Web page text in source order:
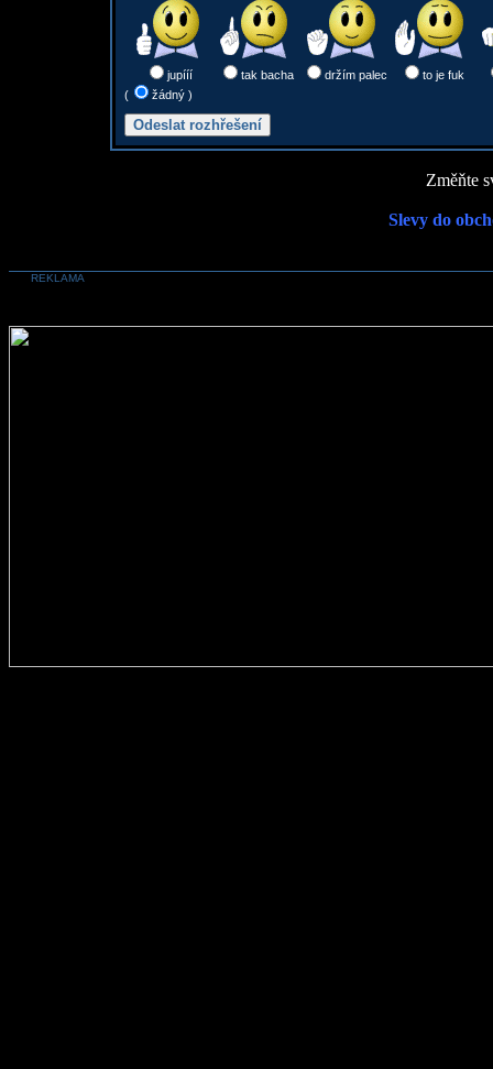
jupííí tak bacha držím palec
to je fuk
(
žádný )
Změňte
Slevy do
REKLAMA